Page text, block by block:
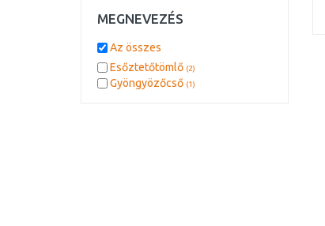
MEGNEVEZÉS
Az összes
Esőztetőtömlő (2)
Gyöngyözőcső (1)